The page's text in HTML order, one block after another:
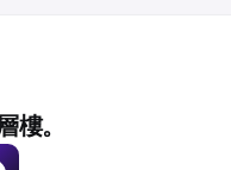
權益，以保持貸款開
品清算。
樓。